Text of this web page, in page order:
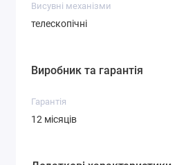
Висувні механізми
телескопічні
Виробник та гарантія
Гарантія
12 місяців